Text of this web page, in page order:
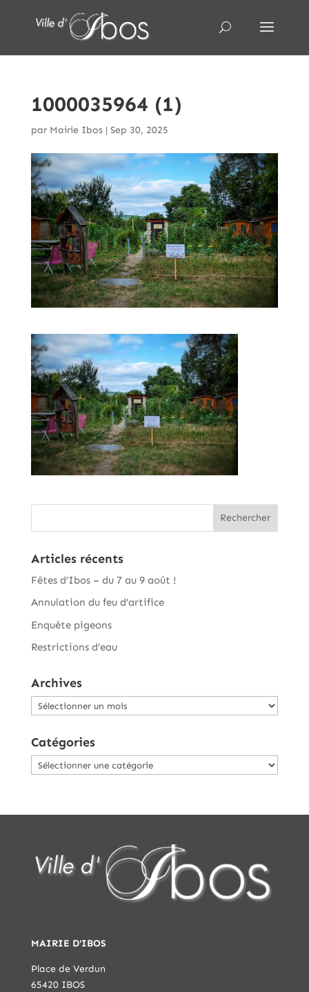
1000035964 (1)
par Mairie Ibos| Sep 30, 2025
Articles récents
Fêtes d’Ibos – du 7 au 9 août !
Annulation du feu d’artifice
Enquête pigeons
Restrictions d’eau
Archives
Archives
Catégories
Catégories
MAIRIE D'IBOS
Place de Verdun
65420 IBOS